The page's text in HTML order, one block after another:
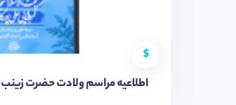
$
اطلاعیه مراسم ولادت حضرت زینب